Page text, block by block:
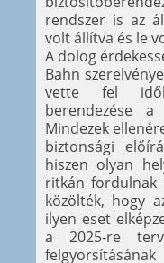
rendszer is az
volt állítva és le
A dolog
Bahn
vette fel
berendezése
Mindezek
biztonsági
hiszen olyan
ritkán fordulnak
közölték, hogy
ilyen eset
a 2025-re